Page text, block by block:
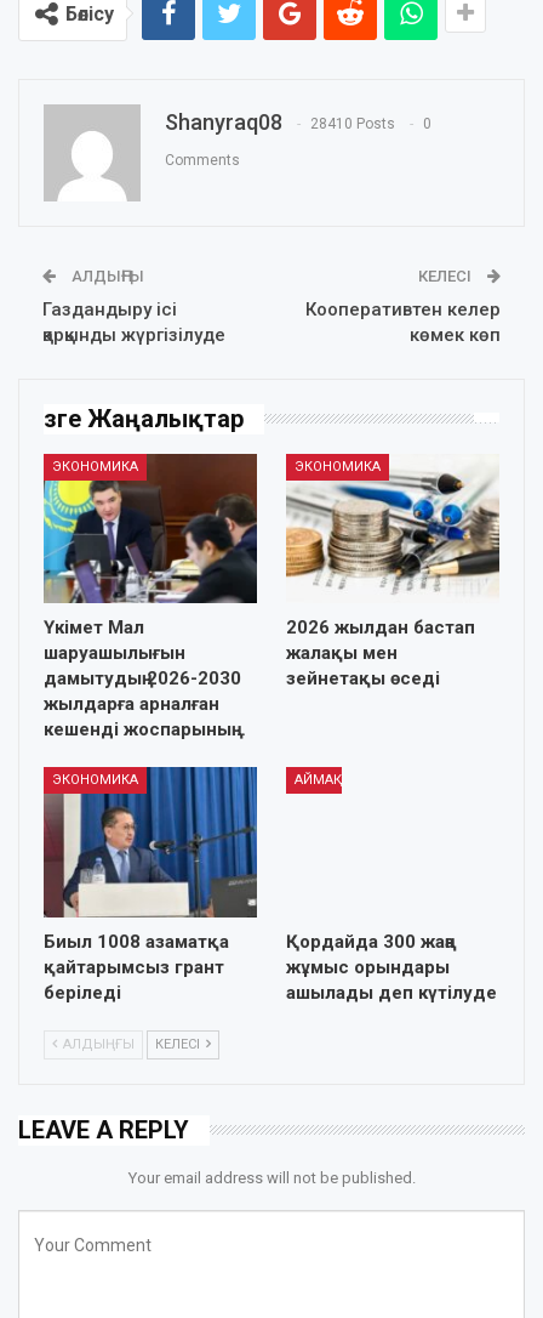
Бөлісу
Shanyraq08 28410 Posts 0
Comments
АЛДЫҢҒЫ
Газдандыру ісі
қарқынды жүргізілуде
КЕЛЕСІ
Кооперативтен келер
көмек көп
Өзге Жаңалықтар
ЭКОНОМИКА
Үкімет Мал
шаруашылығын
дамытудың 2026-2030
жылдарға арналған
кешенді жоспарының…
ЭКОНОМИКА
2026 жылдан бастап
жалақы мен
зейнетақы өседі
ЭКОНОМИКА
Биыл 1008 азаматқа
қайтарымсыз грант
беріледі
АЙМАҚ
Қордайда 300 жаңа
жұмыс орындары
ашылады деп күтілуде
АЛДЫҢҒЫ КЕЛЕСІ
LEAVE A REPLY
Your email address will not be published.